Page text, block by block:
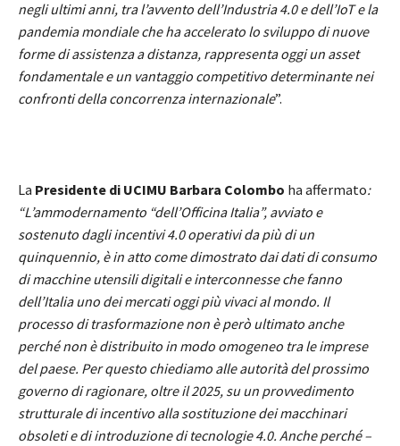
negli ultimi anni, tra l’avvento dell’Industria 4.0 e dell’IoT e la
pandemia mondiale che ha accelerato lo sviluppo di nuove
forme di assistenza a distanza, rappresenta oggi un asset
fondamentale e un vantaggio competitivo determinante nei
confronti della concorrenza internazionale”.
La Presidente di UCIMU Barbara Colombo ha affermato:
“L’ammodernamento “dell’Officina Italia”, avviato e
sostenuto dagli incentivi 4.0 operativi da più di un
quinquennio, è in atto come dimostrato dai dati di consumo
di macchine utensili digitali e interconnesse che fanno
dell’Italia uno dei mercati oggi più vivaci al mondo. Il
processo di trasformazione non è però ultimato anche
perché non è distribuito in modo omogeneo tra le imprese
del paese. Per questo chiediamo alle autorità del prossimo
governo di ragionare, oltre il 2025, su un provvedimento
strutturale di incentivo alla sostituzione dei macchinari
obsoleti e di introduzione di tecnologie 4.0. Anche perché –